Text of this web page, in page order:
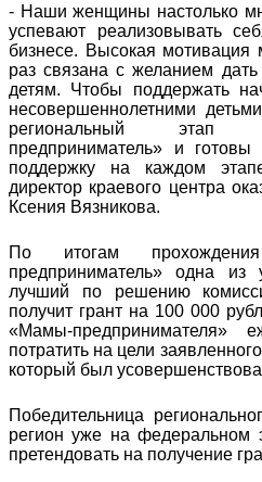
- Наши женщины настолько
успевают реализовывать
бизнесе. Высокая мотивация
раз связана с желанием
детям. Чтобы поддержать
несовершеннолетними
региональный этап
предприниматель» и готовы
поддержку на каждом
директор краевого центра
Ксения Вязникова.
По итогам
предприниматель» одна из
лучший по решению
получит грант на 100 000
«Мамы-предпринимателя»
потратить на цели
который был
Победительница
регион уже на федеральном
претендовать на получение